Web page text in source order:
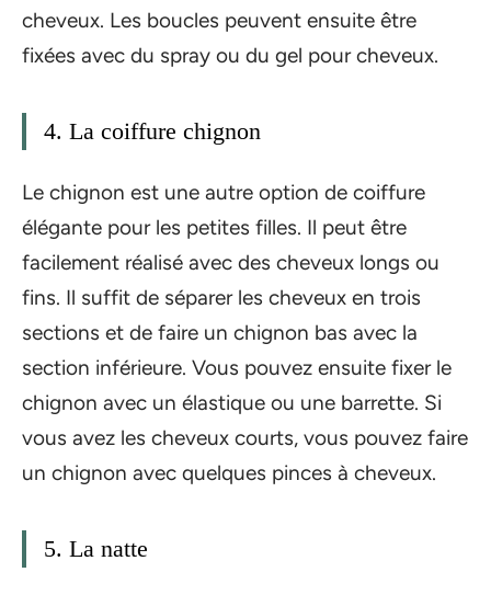
cheveux. Les boucles peuvent ensuite être
fixées avec du spray ou du gel pour cheveux.
4. La coiffure chignon
Le chignon est une autre option de coiffure
élégante pour les petites filles. Il peut être
facilement réalisé avec des cheveux longs ou
fins. Il suffit de séparer les cheveux en trois
sections et de faire un chignon bas avec la
section inférieure. Vous pouvez ensuite fixer le
chignon avec un élastique ou une barrette. Si
vous avez les cheveux courts, vous pouvez faire
un chignon avec quelques pinces à cheveux.
5. La natte